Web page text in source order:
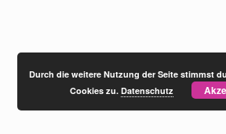
Durch die weitere Nutzung der Seite stimmst
Cookies zu.Datenschutz